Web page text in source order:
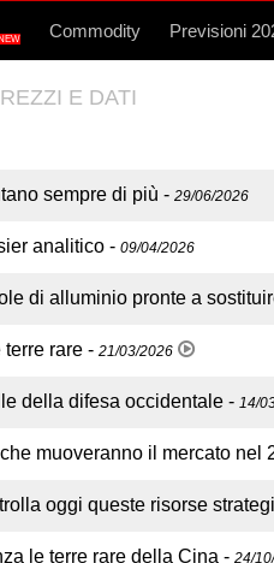
Commodity Previsioni
E DATI
sempre di più - 29/06/2026
analitico - 09/04/2026
di alluminio pronte a
terre rare - 21/03/2026
della difesa occidentale - 14/
muoveranno il mercato nel
oggi queste risorse
le terre rare della Cina - 24/